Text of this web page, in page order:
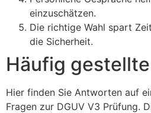
einzuschätzen.
Die richtige Wahl spart
die Sicherheit.
Häufig
Hier finden Sie Antworten auf
Fragen zur DGUV V3 Prüfung.